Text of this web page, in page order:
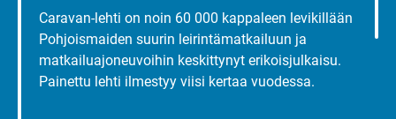
Caravan-lehti on noin 60 000 kappaleen levikillään
Pohjoismaiden suurin leirintämatkailuun ja
matkailuajoneuvoihin keskittynyt erikoisjulkaisu.
Painettu lehti ilmestyy viisi kertaa vuodessa.